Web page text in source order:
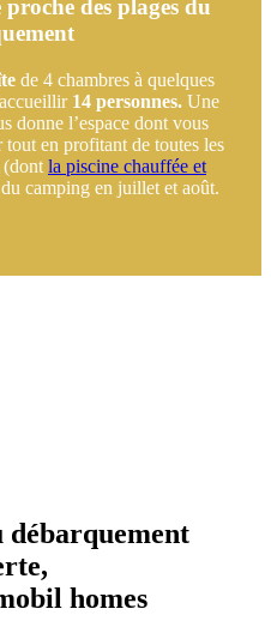
des plages du
de 4 chambres à quelques
14 personnes. Une
donne l’espace dont vous
en profitant de toutes les
(dont la piscine chauffée et
camping en juillet et août.
débarquement
homes